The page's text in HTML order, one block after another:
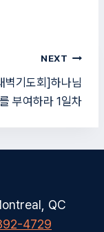
NEXT
벽기도회]하나님
부여하라 1일차
QC
4729